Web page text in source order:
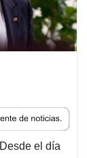
Desde el día